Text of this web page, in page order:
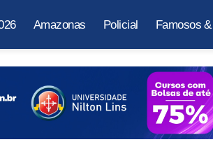
Amazonas Policial Famosos